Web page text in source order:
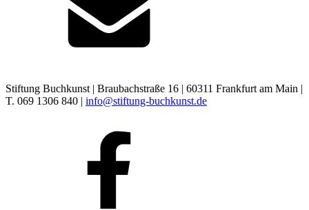
Stiftung Buchkunst | Braubachstraße 16 | 60311 Frankfurt am Main |
T. 069 1306 840 | info@stiftung-buchkunst.de